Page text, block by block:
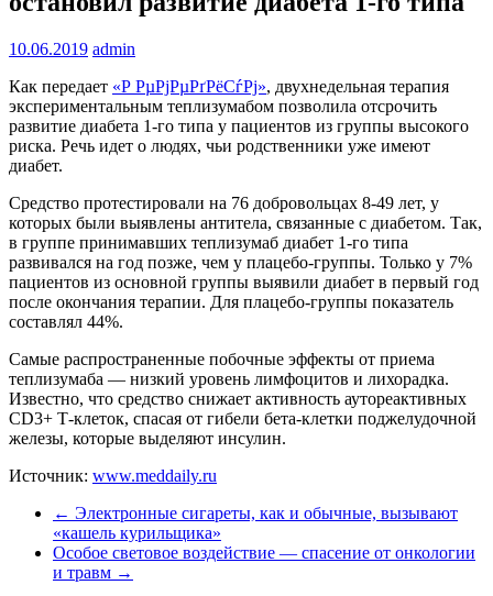
10.06.2019 admin
Как передает «Р РµРјРµРґРёСѓРј», двухнедельная терапия
экспериментальным теплизумабом позволила отсрочить
развитие диабета 1-го типа у пациентов из группы высокого
риска. Речь идет о людях, чьи родственники уже имеют
диабет.
Средство протестировали на 76 добровольцах 8-49 лет, у
которых были выявлены антитела, связанные с диабетом. Так,
в группе принимавших теплизумаб диабет 1-го типа
развивался на год позже, чем у плацебо-группы. Только у 7%
пациентов из основной группы выявили диабет в первый год
после окончания терапии. Для плацебо-группы показатель
составлял 44%.
Самые распространенные побочные эффекты от приема
теплизумаба — низкий уровень лимфоцитов и лихорадка.
Известно, что средство снижает активность аутореактивных
CD3+ Т-клеток, спасая от гибели бета-клетки поджелудочной
железы, которые выделяют инсулин.
Источник: www.meddaily.ru
← Электронные сигареты, как и обычные, вызывают
«кашель курильщика»
Особое световое воздействие — спасение от онкологии
и травм →